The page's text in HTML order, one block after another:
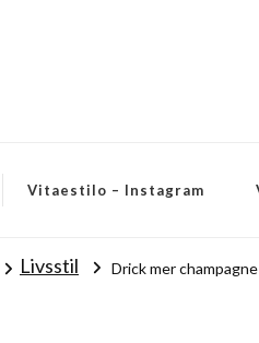
Vitaestilo – Instagram
Livsstil Drick mer champagne